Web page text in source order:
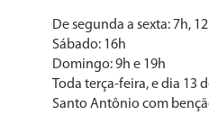
De segunda a sexta: 7h,
Sábado: 16h
Domingo: 9h e 19h
Toda terça-feira, e dia 13
Santo Antônio com